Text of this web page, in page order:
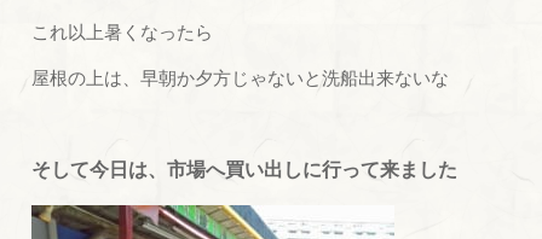
これ以上暑くなったら
屋根の上は、早朝か夕方じゃないと洗船出来ないな
そして今日は、市場へ買い出しに行って来ました